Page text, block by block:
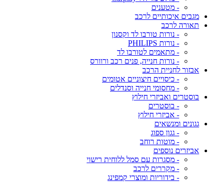
- מטענים
מגבים איכותיים לרכב
תאורה לרכב
- נורות טורבו לד וקסנון
- נורות PHILIPS
- מתאמים לטורבו לד
- נורות חנייה, פנים רכב ורוורס
אבזור לחניית הרכב
- כיסויים חיצוניים אטומים
- מחסומי חנייה וסנדלים
בוסטרים ואביזרי חילוץ
- בוסטרים
- אביזרי חילוץ
גגונים ומנשאים
- גגון ספוג
- מוטות רוחב
אביזרים נוספים
- מסגרות עם סמל ללוחית רישוי
- מקררים לרכב
- בידוריות ומוצרי קמפינג